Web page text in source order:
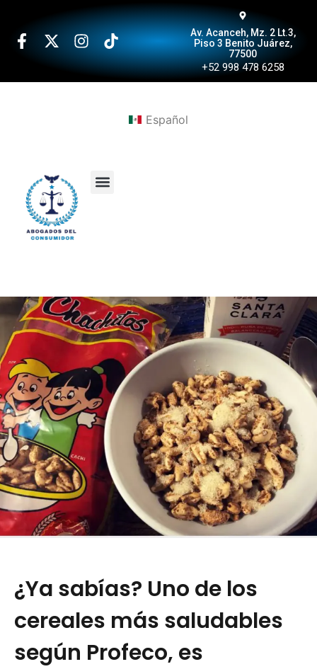
Av. Acanceh, Mz. 2 Lt.3,
Piso 3 Benito Juárez,
77500
+52 998 478 6258
Español
¿Ya sabías? Uno de los
cereales más saludables
según Profeco, es